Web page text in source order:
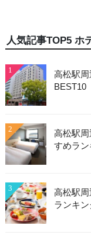
人気記事TOP5 ホ
1
高松駅
BEST10
2
高松駅
すめラ
3
高松駅
ランキ